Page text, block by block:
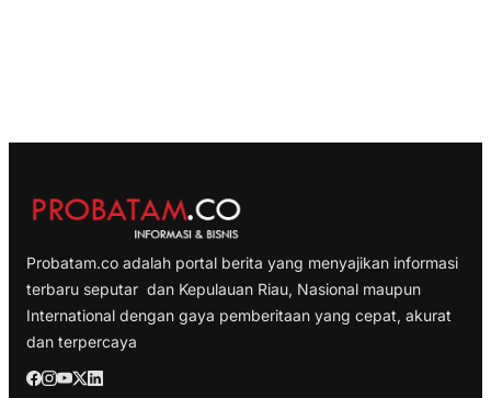
Probatam.co adalah portal berita yang menyajikan informasi
terbaru seputar dan Kepulauan Riau, Nasional maupun
International dengan gaya pemberitaan yang cepat, akurat
dan terpercaya